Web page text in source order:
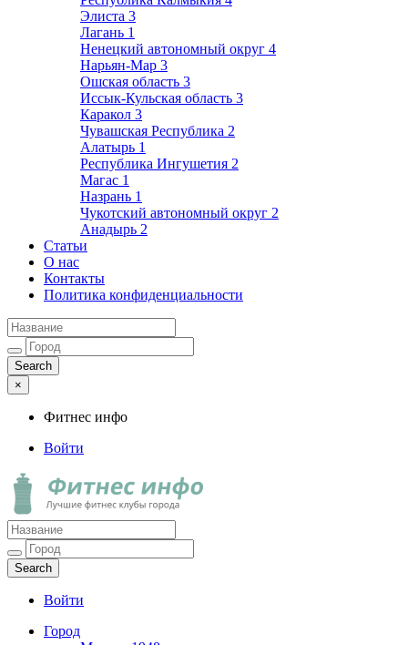
Элиста 3
Лагань 1
Ненецкий автономный округ 4
Нарьян-Мар 3
Ошская область 3
Иссык-Кульская область 3
Каракол 3
Чувашская Республика 2
Алатырь 1
Республика Ингушетия 2
Магас 1
Назрань 1
Чукотский автономный округ 2
Анадырь 2
Статьи
О нас
Контакты
Политика конфиденциальности
×
Фитнес инфо
Войти
Фитнес инфо
Лучшие фитнес клубы города
Войти
Город